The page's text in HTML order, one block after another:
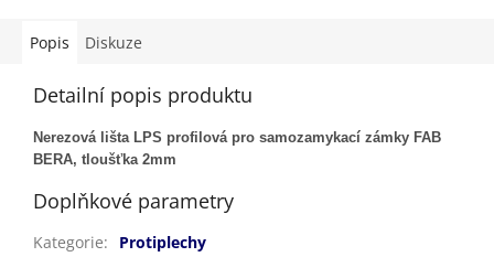
Popis Diskuze
Detailní popis produktu
Nerezová lišta LPS profilová pro samozamykací zámky FAB
BERA, tloušťka 2mm
Doplňkové parametry
Kategorie:
Protiplechy